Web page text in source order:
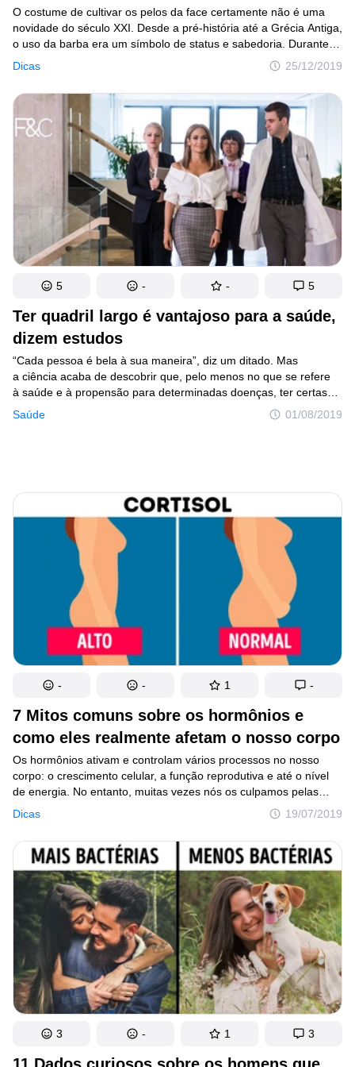
Dicas 25/12/2019
O costume de cultivar os pelos da face certamente não é uma
novidade do século XXI. Desde a pré-história até a Grécia Antiga,
o uso da barba era um símbolo de status e sabedoria. Durante
a Idade Média, a barba representava virilidade, e os “rostos
de bebês” dos sacerdotes da Igreja Católica eram sinônimos
de celibato. A barba nem sempre esteve “na moda”. Com
o desenvolvimento comercial e tecnológico, a barba começou
a indicar mais um traço da vaidade masculina. Hoje em dia,
no entanto, essa vaidade parece ter voltado com tudo, e não
somente entre os motoqueiros e hipsters.
Ter quadril largo é vantajoso para a saúde,
dizem estudos
Saúde 01/08/2019
“Cada pessoa é bela à sua maneira”, diz um ditado. Mas
a ciência acaba de descobrir que, pelo menos no que se refere
à saúde e à propensão para determinadas doenças, ter certas
características corporais pode fazer toda diferença.
5 - - 5
7 Mitos comuns sobre os hormônios e
como eles realmente afetam o nosso corpo
Dicas 19/07/2019
Os hormônios ativam e controlam vários processos no nosso
corpo: o crescimento celular, a função reprodutiva e até o nível
de energia. No entanto, muitas vezes nós os culpamos pelas
alterações de humor, problemas com peso, sono e pele. Mas
o que realmente sabemos sobre essas substâncias e quais
os mitos em que costumamos acreditar?
- - 1 -
3 - 1 3